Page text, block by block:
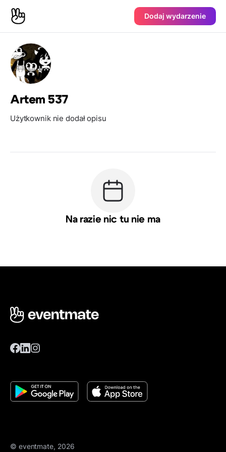
Dodaj wydarzenie
Artem 537
Użytkownik nie dodał opisu
Na razie nic tu nie ma
© eventmate, 2026